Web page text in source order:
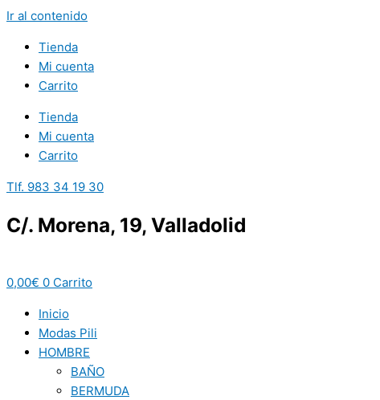
Ir al contenido
Tienda
Mi cuenta
Carrito
Tienda
Mi cuenta
Carrito
Tlf. 983 34 19 30
C/. Morena, 19, Valladolid
0,00€ 0 Carrito
Inicio
Modas Pili
HOMBRE
BAÑO
BERMUDA